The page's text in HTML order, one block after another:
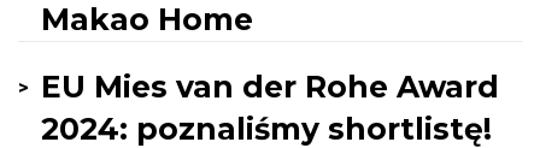
Makao Home
EU Mies van der Rohe Award
2024: poznaliśmy shortlistę!